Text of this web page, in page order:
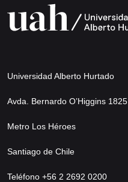
Universidad Alberto Hurtado
Avda. Bernardo O’Higgins 1825
Metro Los Héroes
Santiago de Chile
Teléfono +56 2 2692 0200